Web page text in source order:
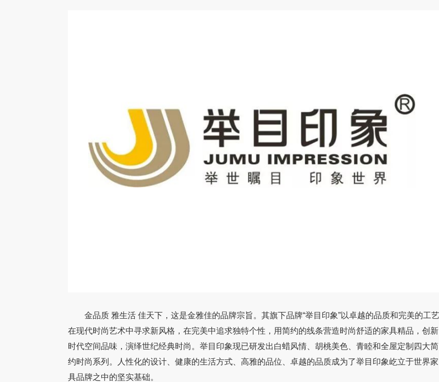
金品质 雅生活 佳天下，这是金雅佳的品牌宗旨。其旗下品牌“举目印象”以卓越的品质和完美的工艺
在现代时尚艺术中寻求新风格，在完美中追求独特个性，用简约的线条营造时尚舒适的家具精品，创新
时代空间品味，演绎世纪经典时尚。举目印象现已研发出白蜡风情、胡桃美色、青睦和全屋定制四大简
约时尚系列。人性化的设计、健康的生活方式、高雅的品位、卓越的品质成为了举目印象屹立于世界家
具品牌之中的坚实基础。